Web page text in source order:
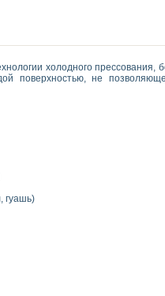
холодного прессования,
поверхностью, не
гуашь)